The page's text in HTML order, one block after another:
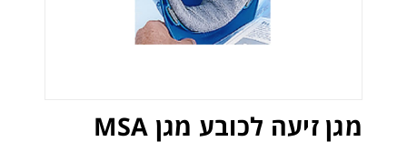
מגן זיעה לכובע מגן MSA